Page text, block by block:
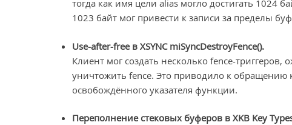
тогда как имя цели alias могло достигать 1024
1023 байт мог привести к записи за пределы
Use-after-free в XSYNC miSyncDestroyFence().
Клиент мог создать несколько fence-
уничтожить fence. Это приводило к
освобождённого указателя функции.
Переполнение стековых буферов в XKB Key